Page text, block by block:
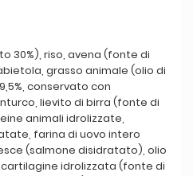
30%), riso, avena (fonte di
grasso animale (olio di
conservato con
lievito di birra (fonte di
animali idrolizzate,
farina di uovo intero
(salmone disidratato), olio
idrolizzata (fonte di